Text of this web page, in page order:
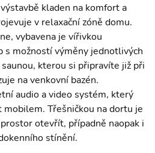
kladen na komfort a
v relaxační zóně domu.
vybavena je vířivkou
možností výměny jednotlivých
kterou si připravíte již při
na venkovní bazén.
audio a video systém, který
Třešničkou na dortu je
otevřít, případně naopak i
stínění.